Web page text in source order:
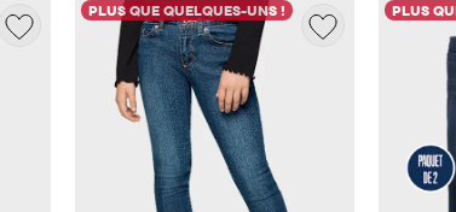
PLUS QUE QUELQUES-UNS ! PLUS